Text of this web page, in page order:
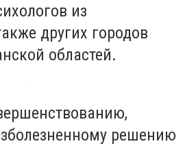
из
других городов
областей.
решению